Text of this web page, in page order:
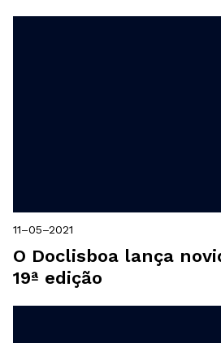
11–05–2021
O Doclisboa lança
19ª edição